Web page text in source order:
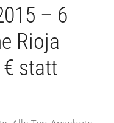
– 6
Rioja
statt